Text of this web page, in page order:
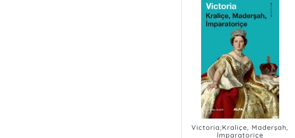
Victoria;Kraliçe, Maderşah,
İmparatoriçe